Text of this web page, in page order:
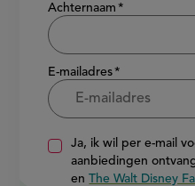
Achternaam
E-mailadres
Ja, ik wil per e-mail
aanbiedingen
enThe Walt Disney